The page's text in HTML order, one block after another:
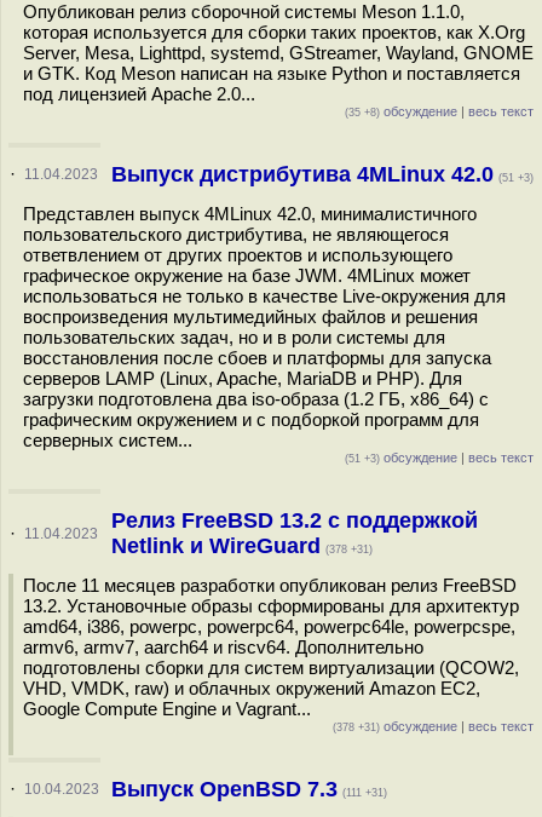
Опубликован релиз сборочной системы Meson 1.1.0,
которая используется для сборки таких проектов, как X.Org
Server, Mesa, Lighttpd, systemd, GStreamer, Wayland, GNOME
и GTK. Код Meson написан на языке Python и поставляется
под лицензией Apache 2.0...
(35 +8) обсуждение | весь текст
· 11.04.2023 Выпуск дистрибутива 4MLinux 42.0 (51 +3)
Представлен выпуск 4MLinux 42.0, минималистичного
пользовательского дистрибутива, не являющегося
ответвлением от других проектов и использующего
графическое окружение на базе JWM. 4MLinux может
использоваться не только в качестве Live-окружения для
воспроизведения мультимедийных файлов и решения
пользовательских задач, но и в роли системы для
восстановления после сбоев и платформы для запуска
серверов LAMP (Linux, Apache, MariaDB и PHP). Для
загрузки подготовлена два iso-образа (1.2 ГБ, x86_64) с
графическим окружением и с подборкой программ для
серверных систем...
(51 +3) обсуждение | весь текст
· 11.04.2023
Релиз FreeBSD 13.2 с поддержкой
Netlink и WireGuard
(378 +31)
После 11 месяцев разработки опубликован релиз FreeBSD
13.2. Установочные образы сформированы для архитектур
amd64, i386, powerpc, powerpc64, powerpc64le, powerpcspe,
armv6, armv7, aarch64 и riscv64. Дополнительно
подготовлены сборки для систем виртуализации (QCOW2,
VHD, VMDK, raw) и облачных окружений Amazon EC2,
Google Compute Engine и Vagrant...
(378 +31) обсуждение | весь текст
· 10.04.2023 Выпуск OpenBSD 7.3 (111 +31)